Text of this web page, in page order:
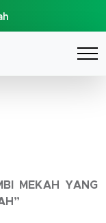
MEKAH YANG